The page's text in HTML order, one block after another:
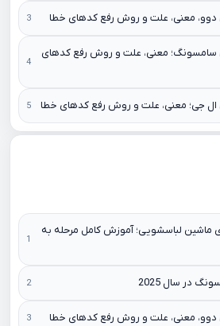
معنی، علت و روش رفع کدهای خطا
سامسونگ؛ معنی، علت و روش رفع کدهای
ال جی؛ معنی، علت و روش رفع کدهای خطا
ماشین لباسشویی؛ آموزش کامل مرحله به
در سال 2025
معنی، علت و روش رفع کدهای خطا